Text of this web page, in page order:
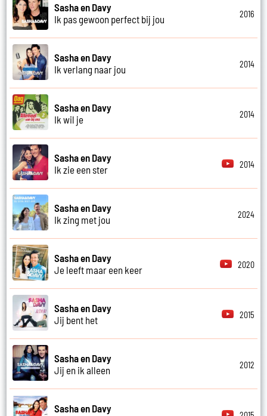
Sasha en Davy
Ik pas gewoon perfect bij jou
2016
Sasha en Davy
Ik verlang naar jou
2014
Sasha en Davy
Ik wil je
2014
Sasha en Davy
Ik zie een ster
2014
Sasha en Davy
Ik zing met jou
2024
Sasha en Davy
Je leeft maar een keer
2020
Sasha en Davy
Jij bent het
2015
Sasha en Davy
Jij en ik alleen
2012
Sasha en Davy